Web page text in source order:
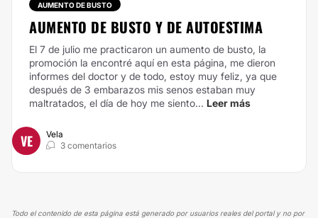
AUMENTO DE BUSTO
AUMENTO DE BUSTO Y DE AUTOESTIMA
El 7 de julio me practicaron un aumento de busto, la
promoción la encontré aquí en esta página, me dieron
informes del doctor y de todo, estoy muy feliz, ya que
después de 3 embarazos mis senos estaban muy
maltratados, el día de hoy me siento... Leer más
VE
Vela
3 comentarios
Todo el contenido de esta página está generado por usuarios reales del portal y no por